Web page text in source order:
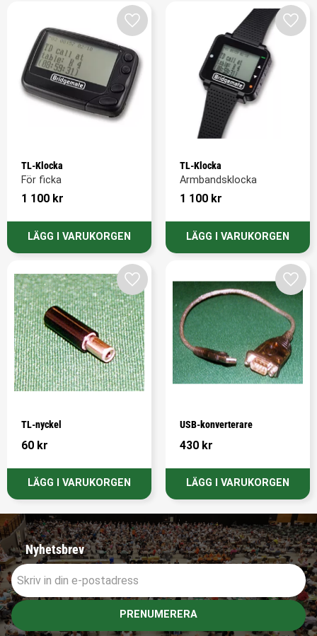
TL-Klocka
För ficka
1 100 kr
Lägg till i favoriter
TL-Klocka
Armbandsklocka
1 100 kr
TL-nyckel
60 kr
Lägg till i favoriter
USB-konverterare
430 kr
Nyhetsbrev
PRENUMERERA